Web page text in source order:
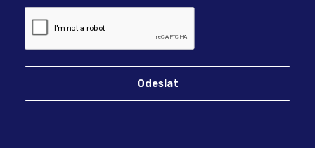
Odeslat